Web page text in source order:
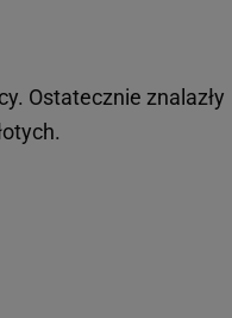
Ostatecznie znalazły